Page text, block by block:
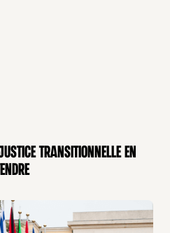
justice transitionnelle en